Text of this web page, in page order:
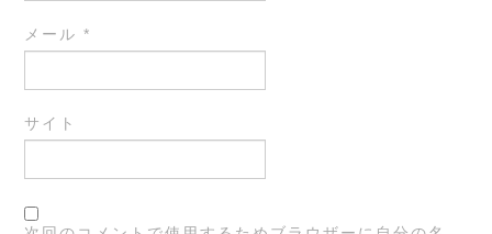
メール*
サイト